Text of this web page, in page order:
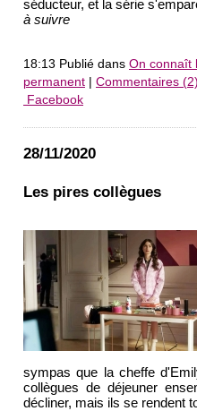
séducteur, et la série
à suivre
18:13 Publié dans On connaît
permanent
Commentaires
Facebook
28/11/2020
Les pires collègues
sympas que la cheffe
collègues de déjeuner
décliner, mais ils se rendent